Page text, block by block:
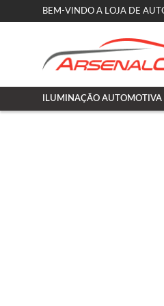
BEM-VINDO A LOJA DE
ILUMINAÇÃO AUTOMOTIVA